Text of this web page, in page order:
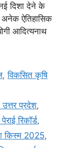
दिशा देने के
अनेक ऐतिहासिक
आदित्यनाथ
,विकसित कृषि
उत्तर प्रदेश,
रिकॉर्ड,
किस्म 2025,